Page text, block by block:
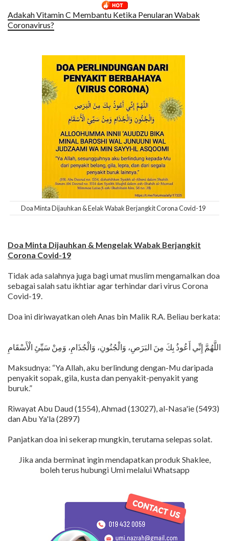
Adakah Vitamin C Membantu Ketika Penularan Wabak
Coronavirus?
Doa Minta Dijauhkan & Eelak Wabak Berjangkit Corona Covid-19
Doa Minta Dijauhkan & Mengelak Wabak Berjangkit
Corona Covid-19
Tidak ada salahnya juga bagi umat muslim mengamalkan doa
sebagai salah satu ikhtiar agar terhindar dari virus Corona
Covid-19.
Doa ini diriwayatkan oleh Anas bin Malik R.A. Beliau berkata:
اللَّهُمَّ إِنِّي أَعُوذُ بِكَ مِنَ البَرَصِ، وَالْجُنُونِ، وَالْجُذَامِ، وَمِنْ سَيِّئِ الْأَسْقَامِ
Maksudnya: “Ya Allah, aku berlindung dengan-Mu daripada
penyakit sopak, gila, kusta dan penyakit-penyakit yang
buruk.”
Riwayat Abu Daud (1554), Ahmad (13027), al-Nasa'ie (5493)
dan Abu Ya'la (2897)
Panjatkan doa ini sekerap mungkin, terutama selepas solat.
Jika anda berminat ingin mendapatkan produk Shaklee,
boleh terus hubungi Umi melalui Whatsapp